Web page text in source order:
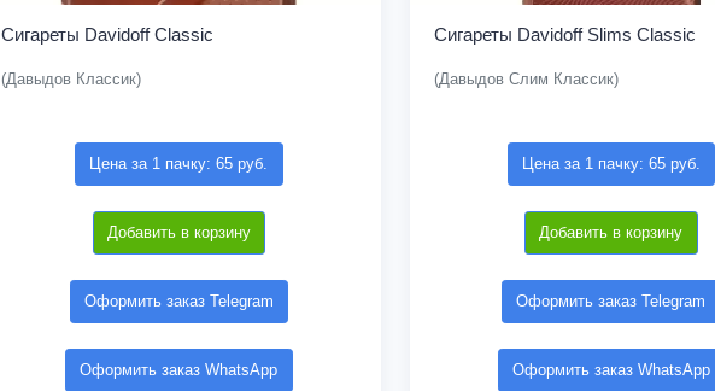
Сигареты Davidoff Classic
(Давыдов Классик)
Цена за 1 пачку: 65 руб.
Добавить в корзину
Оформить заказ Telegram
Оформить заказ WhatsApp
Сигареты Davidoff Slims Classic
(Давыдов Слим Классик)
Цена за 1 пачку: 65 руб.
Добавить в корзину
Оформить заказ Telegram
Оформить заказ WhatsApp